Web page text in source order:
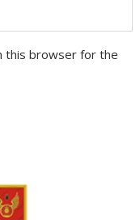
this browser for the